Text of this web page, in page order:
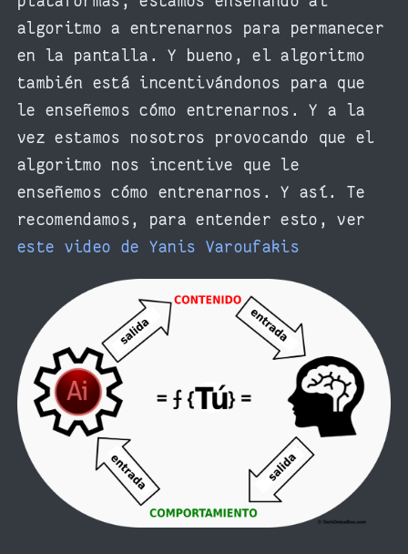
algoritmo a entrenarnos para permanecer
en la pantalla. Y bueno, el algoritmo
también está incentivándonos para que
le enseñemos cómo entrenarnos. Y a la
vez estamos nosotros provocando que el
algoritmo nos incentive que le
enseñemos cómo entrenarnos. Y así. Te
recomendamos, para entender esto, ver
este video de Yanis Varoufakis